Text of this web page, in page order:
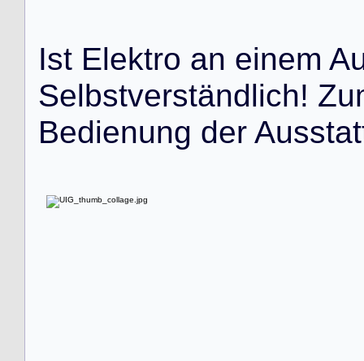
Ist Elektro an einem A
Selbstverständlich! Zu
Bedienung der Ausstat